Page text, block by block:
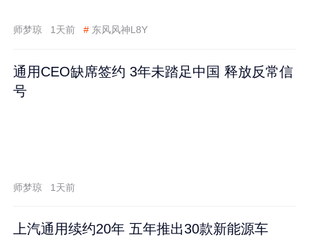
师梦琼 1天前 # 东风风神L8Y
通用CEO缺席签约 3年未踏足中国 释放反常信
号
师梦琼 1天前
上汽通用续约20年 五年推出30款新能源车